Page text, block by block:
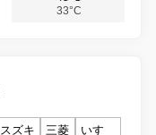
33°C
スズキ 三菱
いすゞ